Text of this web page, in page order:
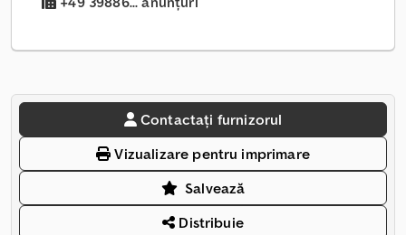
Contactați furnizorul
Vizualizare pentru imprimare
Salvează
Distribuie